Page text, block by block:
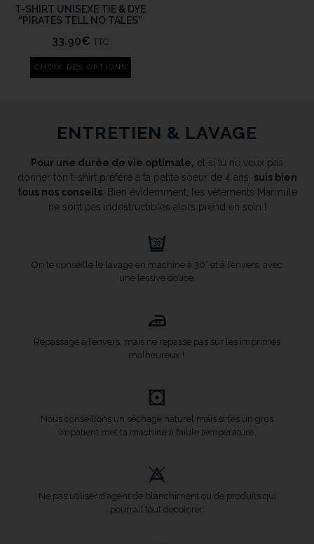
T-SHIRT UNISEXE TIE & DYE
“PIRATES TELL NO TALES”
33.90€ TTC
CHOIX DES OPTIONS
ENTRETIEN & LAVAGE
Pour une durée de vie optimale, et si tu ne veux pas
donner ton t-shirt préféré à ta petite soeur de 4 ans, suis bien
tous nos conseils. Bien évidemment, les vêtements Marmule
ne sont pas indestructibles alors prend en soin !
On te conseille le lavage en machine à 30° et à l’envers, avec
une lessive douce.
Repassage à l’envers, mais ne repasse pas sur les imprimés
malheureux !
Nous conseillons un séchage naturel mais si t’es un gros
impatient met ta machine à faible température.
Ne pas utiliser d’agent de blanchiment ou de produits qui
pourrait tout décolorer.